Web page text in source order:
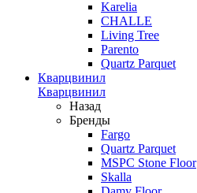
Karelia
CHALLE
Living Tree
Parento
Quartz Parquet
Кварцвинил
Кварцвинил
Назад
Бренды
Fargo
Quartz Parquet
MSPC Stone Floor
Skalla